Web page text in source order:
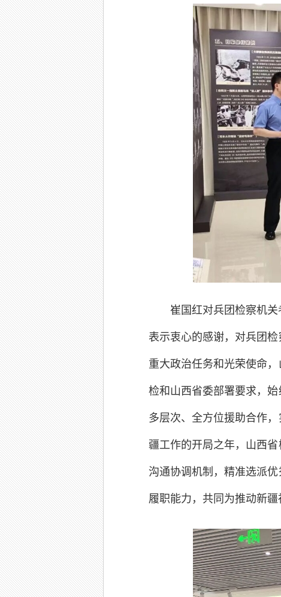
崔国红对兵团检察机
表示衷心的感谢，对兵团
重大政治任务和光荣使命
检和山西省委部署要求，
多层次、全方位援助合作
疆工作的开局之年，山西
沟通协调机制，精准选派
履职能力，共同为推动新